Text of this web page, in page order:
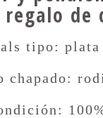
de
tipo: plata
chapado: